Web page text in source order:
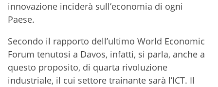
innovazione inciderà sull’economia di ogni
Paese.
Secondo il rapporto dell’ultimo World Economic
Forum tenutosi a Davos, infatti, si parla, anche a
questo proposito, di quarta rivoluzione
industriale, il cui settore trainante sarà l’ICT. Il